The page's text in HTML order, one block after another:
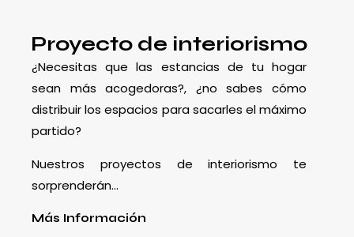
Proyecto de interiorismo
¿Necesitas que las estancias de tu hogar
sean más acogedoras?, ¿no sabes cómo
distribuir los espacios para sacarles el máximo
partido?
Nuestros proyectos de interiorismo te
sorprenderán…
Más Información